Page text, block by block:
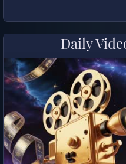
Daily